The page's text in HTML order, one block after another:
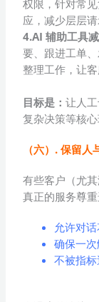
权限，针对常
应，减少层层
4.AI 辅助工具
要、跟进工单
整理工作，让
目标是：让人
复杂决策等核
（六）. 保留
有些客户（尤
真正的服务尊重
允许对
确保一
不被指